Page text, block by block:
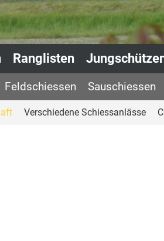
Ranglisten
Feldschiessen Sauschiessen
Verschiedene Schiessanlässe